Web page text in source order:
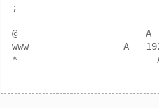
;
@                       A	192.168.1.22
www                 A	192.168.1.22
*                         A